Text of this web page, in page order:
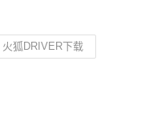
火狐DRIVER下载